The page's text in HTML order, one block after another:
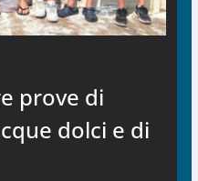
prove di
dolci e di